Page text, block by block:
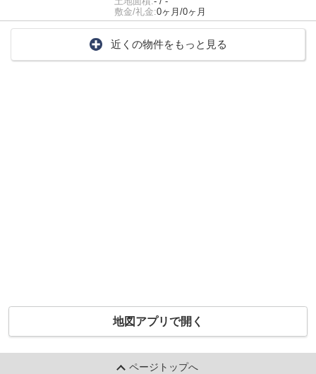
敷金/礼金:0ヶ月/0ヶ月
近くの物件をもっと見る
地図アプリで開く
ページトップへ